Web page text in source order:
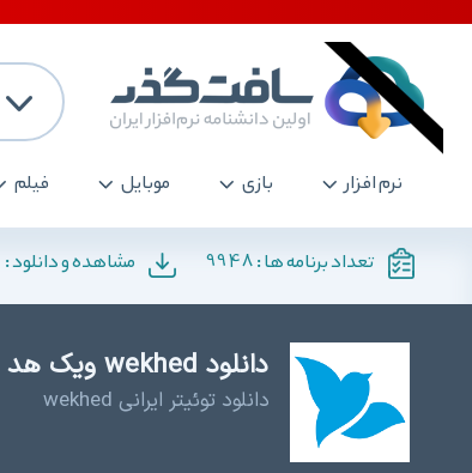
نرم افزار بازی موبایل فیلم
تعداد برنامه ها :9948 مشاهده و دانلود :
دانلود wekhed ویک هد جایگزین ایرانی توئیتر - ویک هد
دانلود توئیتر ایرانی wekhed